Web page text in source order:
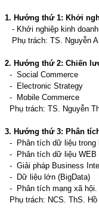
1. Hướng thứ 1: Khởi
- Khởi nghiệp kinh doanh
Phụ trách: TS. Nguyễn
2. Hướng thứ 2: Chiến
- Social Commerce
- Electronic Strategy
- Mobile Commerce
Phụ trách: TS.
3. Hướng thứ 3: Phân
- Phân tích dữ liệu trong
- Phân tích dữ liệu WEB
- Giải pháp Business
- Dữ liệu lớn (BigData)
- Phân tích mạng xã hội.
Phụ trách: NCS. ThS.